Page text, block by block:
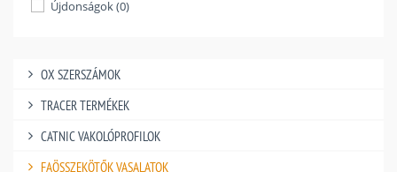
Újdonságok (0)
OX SZERSZÁMOK
TRACER TERMÉKEK
CATNIC VAKOLÓPROFILOK
FAÖSSZEKÖTŐK VASALATOK